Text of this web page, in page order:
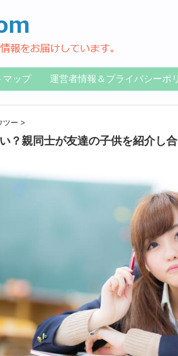
マップ 運営者情報＆プライバシーポ
ツー >
？親同士が友達の子供を紹介し